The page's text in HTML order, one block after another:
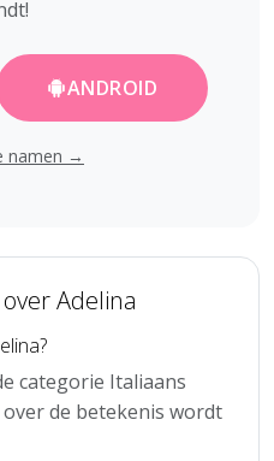
ANDROID
namen →
Adelina
categorie Italiaans
de betekenis wordt